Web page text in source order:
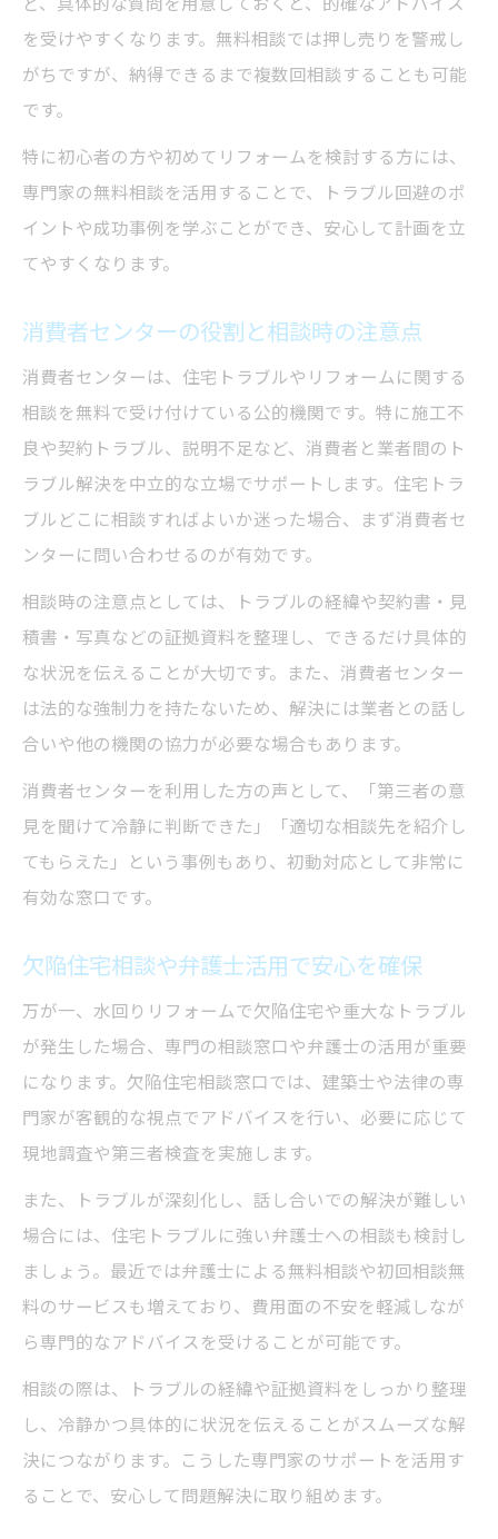
を受けやすくなります。無料相談では押し売りを警戒し
がちですが、納得できるまで複数回相談することも可能
です。
特に初心者の方や初めてリフォームを検討する方には、
専門家の無料相談を活用することで、トラブル回避のポ
イントや成功事例を学ぶことができ、安心して計画を立
てやすくなります。
消費者センターの役割と相談時の注意点
消費者センターは、住宅トラブルやリフォームに関する
相談を無料で受け付けている公的機関です。特に施工不
良や契約トラブル、説明不足など、消費者と業者間のト
ラブル解決を中立的な立場でサポートします。住宅トラ
ブルどこに相談すればよいか迷った場合、まず消費者セ
ンターに問い合わせるのが有効です。
相談時の注意点としては、トラブルの経緯や契約書・見
積書・写真などの証拠資料を整理し、できるだけ具体的
な状況を伝えることが大切です。また、消費者センター
は法的な強制力を持たないため、解決には業者との話し
合いや他の機関の協力が必要な場合もあります。
消費者センターを利用した方の声として、「第三者の意
見を聞けて冷静に判断できた」「適切な相談先を紹介し
てもらえた」という事例もあり、初動対応として非常に
有効な窓口です。
欠陥住宅相談や弁護士活用で安心を確保
万が一、水回りリフォームで欠陥住宅や重大なトラブル
が発生した場合、専門の相談窓口や弁護士の活用が重要
になります。欠陥住宅相談窓口では、建築士や法律の専
門家が客観的な視点でアドバイスを行い、必要に応じて
現地調査や第三者検査を実施します。
また、トラブルが深刻化し、話し合いでの解決が難しい
場合には、住宅トラブルに強い弁護士への相談も検討し
ましょう。最近では弁護士による無料相談や初回相談無
料のサービスも増えており、費用面の不安を軽減しなが
ら専門的なアドバイスを受けることが可能です。
相談の際は、トラブルの経緯や証拠資料をしっかり整理
し、冷静かつ具体的に状況を伝えることがスムーズな解
決につながります。こうした専門家のサポートを活用す
ることで、安心して問題解決に取り組めます。